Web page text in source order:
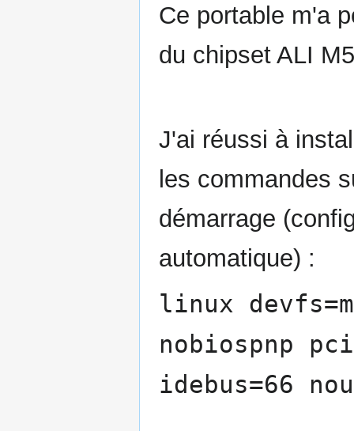
Ce portable m'a
du chipset ALI
J'ai réussi à
les commandes
démarrage
automatique) :
linux
nobiospnp
idebus=66